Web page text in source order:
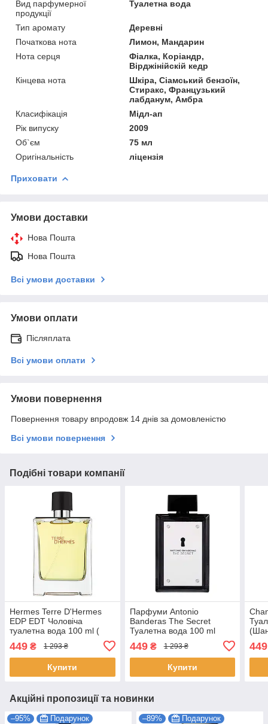
Вид парфумерної
продукції
Туалетна вода
Тип аромату
Деревні
Початкова нота
Лимон, Мандарин
Нота серця
Фіалка, Коріандр,
Вірджінійскій кедр
Кінцева нота
Шкіра, Сіамський бензоїн,
Стиракс, Французький
лабданум, Амбра
Класифікація
Мідл-ап
Рік випуску
2009
Об`єм
75 мл
Оригінальність
ліцензія
Приховати
Умови доставки
Нова Пошта
Нова Пошта
Всі умови доставки
Умови оплати
Післяплата
Всі умови оплати
Умови повернення
Повернення товару впродовж 14 днів за домовленістю
Всі умови повернення
Подібні товари компанії
Hermes Terre D'Hermes
EDP EDT Чоловіча
туалетна вода 100 ml (
Хермес Тьєре Де Хермес)
Чоловічі парфуми Parfum
449 ₴ 1 293 ₴
Купити
Парфуми Antonio
Banderas The Secret
Туалетна вода 100 ml
Антоніо Бандерас Секрет
Чоловічі)
449₴ 1 293 ₴
Купити
449
Акційні пропозиції та новинки
–95% Подарунок –89% Подарунок